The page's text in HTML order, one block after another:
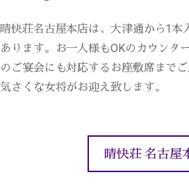
晴快荘名古屋本店は、大津通から1本
あります。お一人様もOKのカウンタ
のご宴会にも対応するお座敷席まで
気さくな女将がお迎え致します。
晴快荘 名古屋